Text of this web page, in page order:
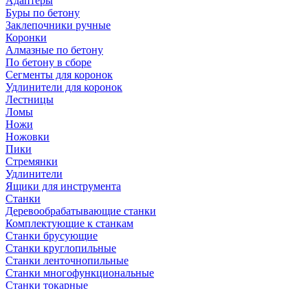
Буры по бетону
Заклепочники ручные
Коронки
Алмазные по бетону
По бетону в сборе
Сегменты для коронок
Удлинители для коронок
Лестницы
Ломы
Ножи
Ножовки
Пики
Стремянки
Удлинители
Ящики для инструмента
Станки
Деревообрабатывающие станки
Комплектующие к станкам
Станки брусующие
Станки круглопильные
Станки ленточнопильные
Станки многофункциональные
Станки токарные